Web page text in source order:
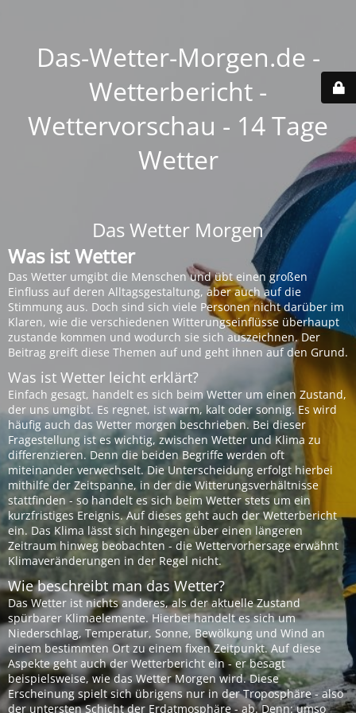
Das-Wetter-Morgen.de -
Wetterbericht -
Wettervorschau - 14 Tage
Wetter
Das Wetter Morgen
Was ist Wetter
Das Wetter umgibt die Menschen und übt einen großen
Einfluss auf deren Alltagsgestaltung, aber auch auf die
Stimmung aus. Doch sind sich viele Personen nicht darüber im
Klaren, wie die verschiedenen Witterungseinflüsse überhaupt
zustande kommen und wodurch sie sich auszeichnen. Der
Beitrag greift diese Themen auf und geht ihnen auf den Grund.
Was ist Wetter leicht erklärt?
Einfach gesagt, handelt es sich beim Wetter um einen Zustand,
der uns umgibt. Es regnet, ist warm, kalt oder sonnig. Es wird
häufig auch das Wetter morgen beschrieben. Bei dieser
Fragestellung ist es wichtig, zwischen Wetter und Klima zu
differenzieren. Denn die beiden Begriffe werden oft
miteinander verwechselt. Die Unterscheidung erfolgt hierbei
mithilfe der Zeitspanne, in der die Witterungsverhältnisse
stattfinden - so handelt es sich beim Wetter stets um ein
kurzfristiges Ereignis. Auf dieses geht auch der Wetterbericht
ein. Das Klima lässt sich hingegen über einen längeren
Zeitraum hinweg beobachten - die Wettervorhersage erwähnt
Klimaveränderungen in der Regel nicht.
Wie beschreibt man das Wetter?
Das Wetter ist nichts anderes, als der aktuelle Zustand
spürbarer Klimaelemente. Hierbei handelt es sich um
Niederschlag, Temperatur, Sonne, Bewölkung und Wind an
einem bestimmten Ort zu einem fixen Zeitpunkt. Auf diese
Aspekte geht auch der Wetterbericht ein - er besagt
beispielsweise, wie das Wetter Morgen wird. Diese
Erscheinung spielt sich übrigens nur in der Troposphäre - also
der untersten Schicht der Erdatmosphäre - ab. Denn: umso